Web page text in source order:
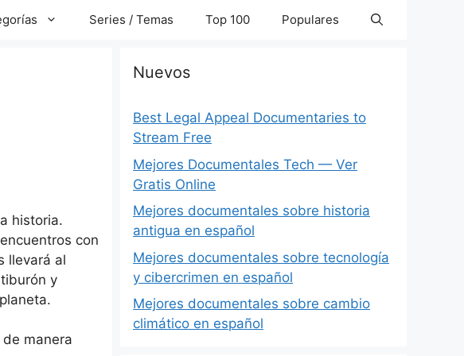
Series / Temas Top 100 Populares
historia.
con
llevará al
y
manera
Nuevos
Best Legal Appeal Documentaries to
Stream Free
Mejores Documentales Tech — Ver
Gratis Online
Mejores documentales sobre historia
antigua en español
Mejores documentales sobre tecnología
y cibercrimen en español
Mejores documentales sobre cambio
climático en español